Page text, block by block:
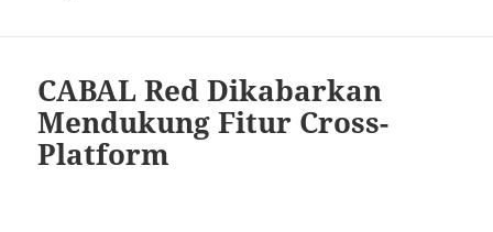
CABAL Red Dikabarkan
Mendukung Fitur Cross-
Platform